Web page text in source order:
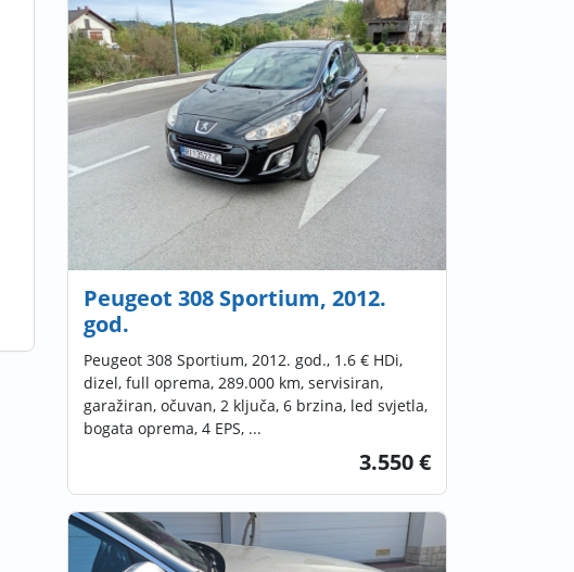
Peugeot 308 Sportium, 2012.
god.
Peugeot 308 Sportium, 2012. god., 1.6 € HDi,
dizel, full oprema, 289.000 km, servisiran,
garažiran, očuvan, 2 ključa, 6 brzina, led svjetla,
bogata oprema, 4 EPS, ...
3.550 €